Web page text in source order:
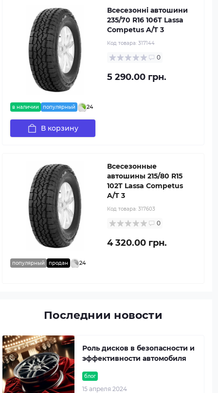
в наличии популярный 24
Всесезонні автошини
235/70 R16 106T Lassa
Competus A/T 3
Код товара: 317144
0
5 290.00 грн.
В корзину
популярный продан 24
Всесезонные
автошины 215/80 R15
102T Lassa Competus
A/T 3
Код товара: 317603
0
4 320.00 грн.
Последнии новости
блог
15 апреля 2024
Роль дисков в безопасности и
эффективности автомобиля